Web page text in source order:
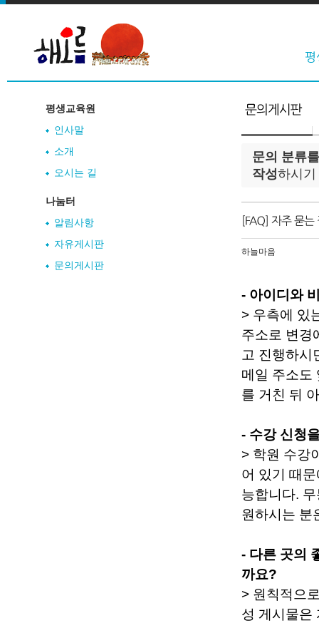
평생교육원
인사말
소개
오시는 길
나눔터
알림사항
자유게시판
문의게시판
문의 분류
작성하시
하늘마음
- 아이디와
> 우측에 있
주소로 변경
고 진행하시
메일 주소도
를 거친 뒤
- 수강 신청
> 학원 수강
어 있기 때
능합니다.
원하시는 분
- 다른 곳의
까요?
> 원칙적으
성 게시물은